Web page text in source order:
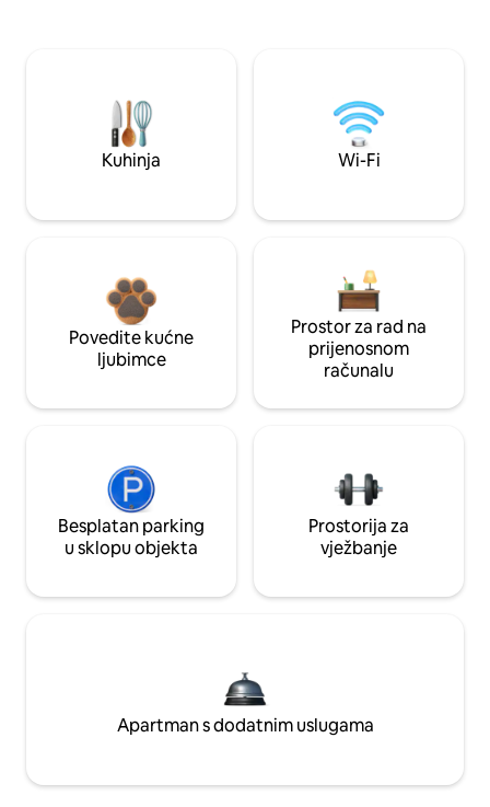
Kuhinja Wi-Fi
Povedite kućne
ljubimce
Prostor za rad na
prijenosnom
računalu
Besplatan parking
u sklopu objekta
Prostorija za
vježbanje
Apartman s dodatnim uslugama